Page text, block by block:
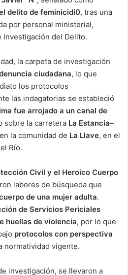
delito de feminicidi0, tras una
por personal ministerial,
Investigación del Delito.
la carpeta de investigación
ciudadana, lo que
los protocolos
las indagatorias se estableció
fue arrojado a un canal de
sobre la carretera La Estancia–
la comunidad de La Llave, en el
Río.
Civil y el Heroico Cuerpo
labores de búsqueda que
de una mujer adulta.
de Servicios Periciales
huellas de violencia, por lo que
protocolos con perspectiva
normatividad vigente.
investigación, se llevaron a